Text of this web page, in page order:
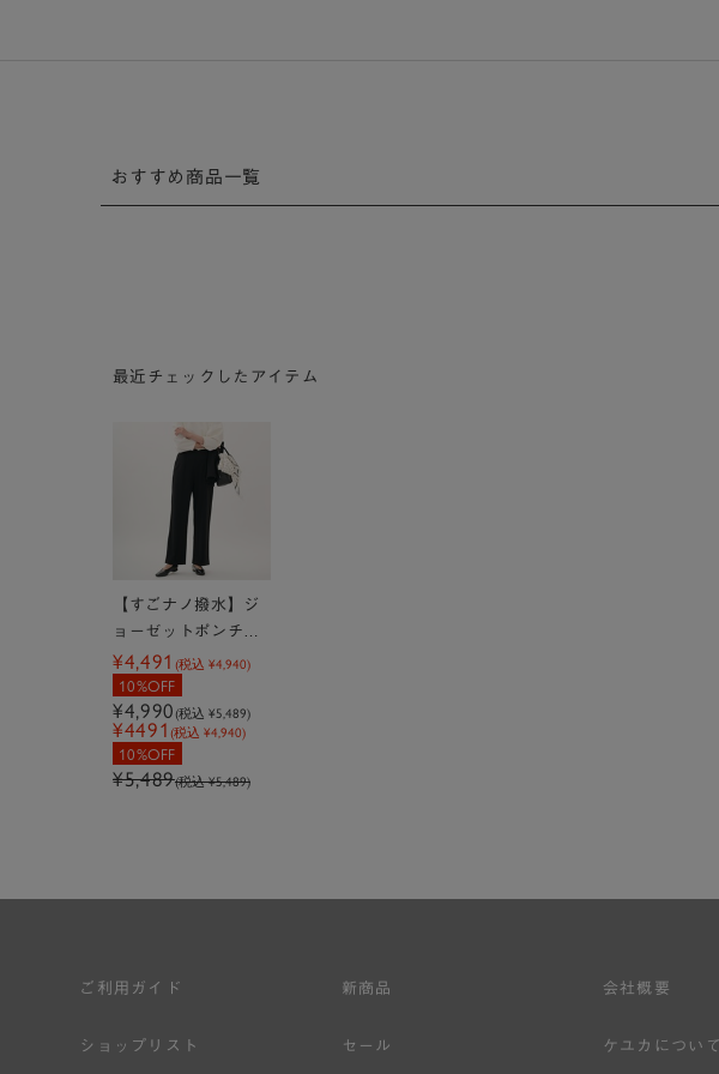
おすすめ商品一覧
最近チェックしたアイテム
【すごナノ撥水】ジ
ョーゼットポンチス
トレートパンツ
¥4,491 (税込 ¥4,940)
10%OFF
¥4,990 (税込 ¥5,489)
¥4491(税込 ¥4,940)
10%OFF
¥5,489(税込 ¥5,489)
ご利用ガイド
ショップリスト
新商品
セール
会社概要
ケユカについて